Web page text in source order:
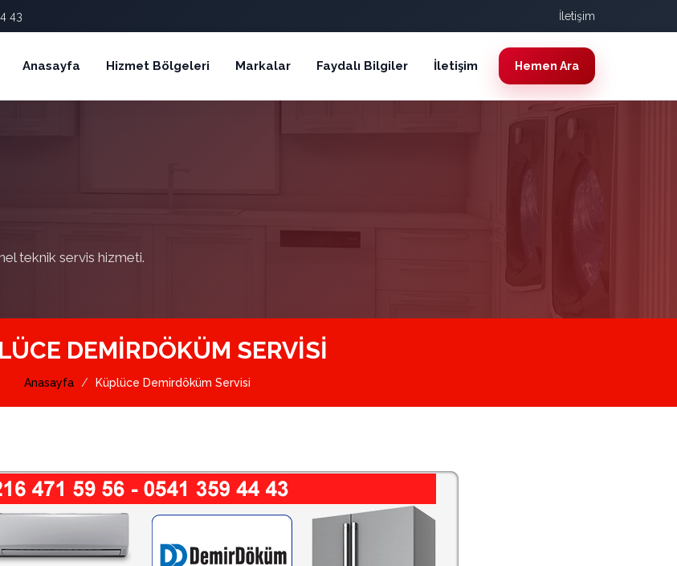
43 İletişim
Anasayfa Hizmet Bölgeleri Markalar Faydalı Bilgiler İletişim Hemen Ara
teknik servis hizmeti.
DEMIRDÖKÜM SERVISI
Anasayfa Küplüce Demirdöküm Servisi